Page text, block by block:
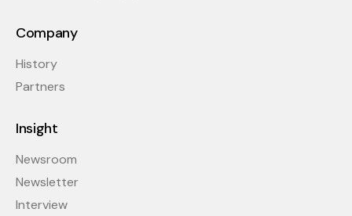
Company
History
Partners
Insight
Newsroom
Newsletter
Interview